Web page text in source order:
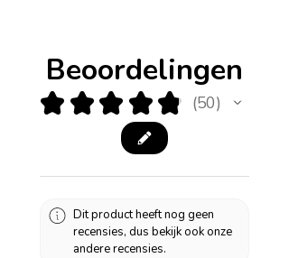
Beoordelingen
★ ★ ★ ★ ★ 50
50
Dit product heeft nog geen
recensies, dus bekijk ook onze
andere recensies.